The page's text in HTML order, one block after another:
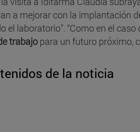
a mejorar con la implantación
el laboratorio”. “Como en el
trabajo para un futuro próximo,
de la noticia